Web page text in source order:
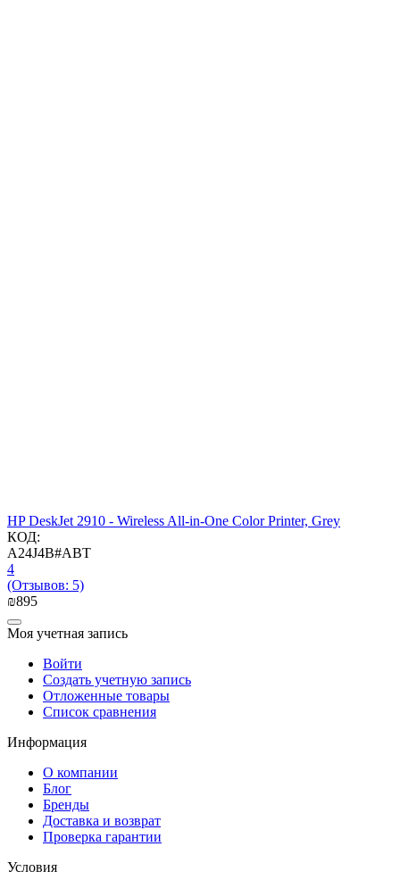
HP DeskJet 2910 - Wireless All-in-One Color Printer, Grey
КОД:
A24J4B#ABT
4
(Отзывов: 5)
₪‍895‍
Моя учетная запись
Войти
Создать учетную запись
Отложенные товары
Список сравнения
Информация
О компании
Блог
Бренды
Доставка и возврат
Проверка гарантии
Условия